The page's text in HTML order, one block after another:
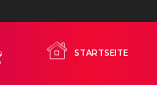
Carwebnews.comSTARTSEITE